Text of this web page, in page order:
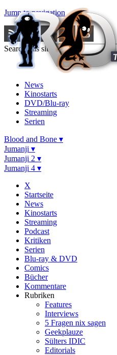
Jump to navigation
Search this site
News
Kinostarts
DVD/Blu-ray
Streaming
Serien
Blood and Bone ▾
Jumanji ▾
Jumanji 2 ▾
Jumanji 4 ▾
X
Startseite
News
Kinostarts
Streaming
Podcast
Kritiken
Serien
Blu-ray & DVD
Comics
Bücher
Kommentare
Rubriken
Features
Interviews
5 Fragen nix sagen
Geekplauze
Sülters IDIC
Editorials